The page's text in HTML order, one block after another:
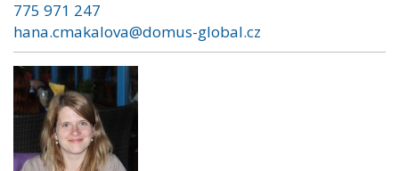
775 971 247
hana.cmakalova@domus-global.cz